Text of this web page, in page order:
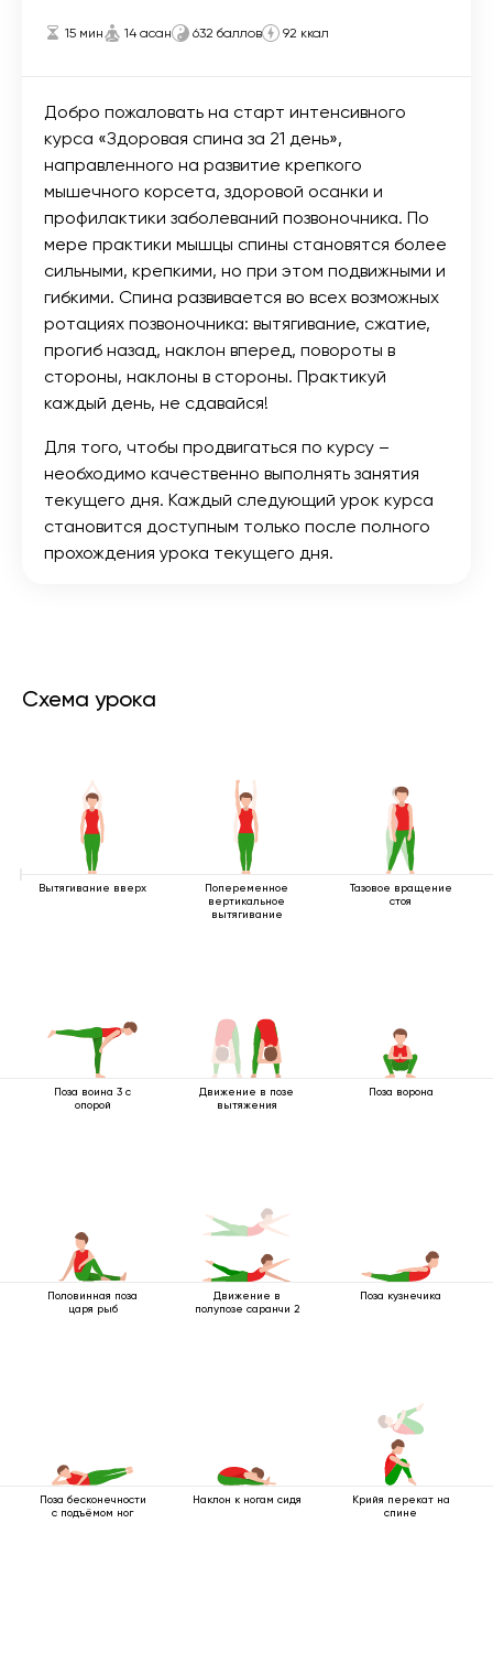
15 мин 14 асан 632 баллов 92 ккал
Добро пожаловать на старт интенсивного
курса «Здоровая спина за 21 день»,
направленного на развитие крепкого
мышечного корсета, здоровой осанки и
профилактики заболеваний позвоночника. По
мере практики мышцы спины становятся более
сильными, крепкими, но при этом подвижными и
гибкими. Спина развивается во всех возможных
ротациях позвоночника: вытягивание, сжатие,
прогиб назад, наклон вперед, повороты в
стороны, наклоны в стороны. Практикуй
каждый день, не сдавайся!
Для того, чтобы продвигаться по курсу –
необходимо качественно выполнять занятия
текущего дня. Каждый следующий урок курса
становится доступным только после полного
прохождения урока текущего дня.
Схема урока
Вытягивание вверх
Попеременное
вертикальное
вытягивание
Тазовое вращение
стоя
Поза воина 3 с
опорой
Движение в позе
вытяжения
Поза ворона
Половинная поза
царя рыб
Движение в
полупозе саранчи 2
Поза кузнечика
Поза бесконечности
с подъёмом ног
Наклон к ногам сидя
Крийя перекат на
спине